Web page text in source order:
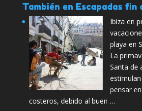
También en Escapadas fin
Ibiza en
playa en
La
Santa de
pensar
costeros, debido al buen …